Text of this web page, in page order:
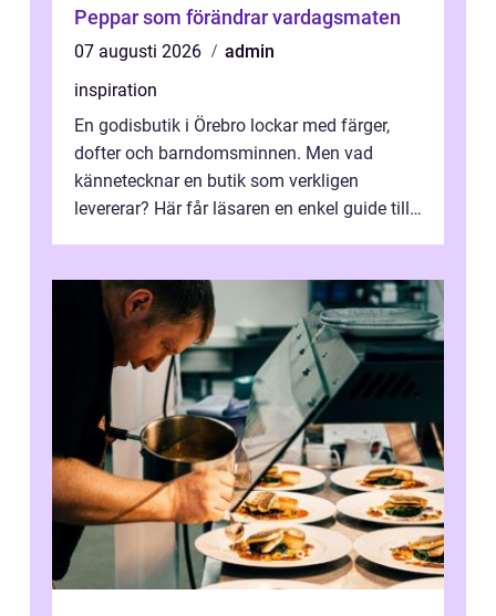
Peppar som förändrar vardagsmaten
07 augusti 2026
admin
inspiration
En godisbutik i Örebro lockar med färger,
dofter och barndomsminnen. Men vad
kännetecknar en butik som verkligen
levererar? Här får läsaren en enkel guide till